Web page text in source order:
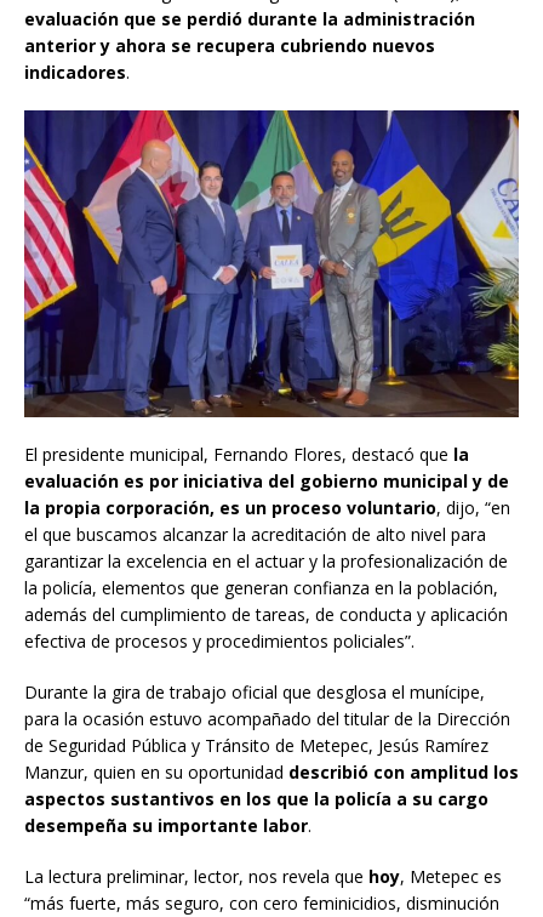
evaluación que se perdió durante la administración
anterior y ahora se recupera cubriendo nuevos
indicadores.
El presidente municipal, Fernando Flores, destacó que la
evaluación es por iniciativa del gobierno municipal y de
la propia corporación, es un proceso voluntario, dijo, “en
el que buscamos alcanzar la acreditación de alto nivel para
garantizar la excelencia en el actuar y la profesionalización de
la policía, elementos que generan confianza en la población,
además del cumplimiento de tareas, de conducta y aplicación
efectiva de procesos y procedimientos policiales”.
Durante la gira de trabajo oficial que desglosa el munícipe,
para la ocasión estuvo acompañado del titular de la Dirección
de Seguridad Pública y Tránsito de Metepec, Jesús Ramírez
Manzur, quien en su oportunidad describió con amplitud los
aspectos sustantivos en los que la policía a su cargo
desempeña su importante labor.
La lectura preliminar, lector, nos revela que hoy, Metepec es
“más fuerte, más seguro, con cero feminicidios, disminución